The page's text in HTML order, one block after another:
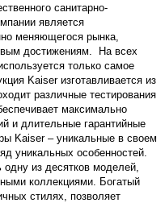
санитарно-
является
меняющегося рынка,
достижениям. На всех
только самое
Kaiser изготавливается из
различные тестирования
максимально
и длительные гарантийные
Kaiser – уникальные в своем
уникальных особенностей.
из десятков моделей,
коллекциями. Богатый
стилях, позволяет